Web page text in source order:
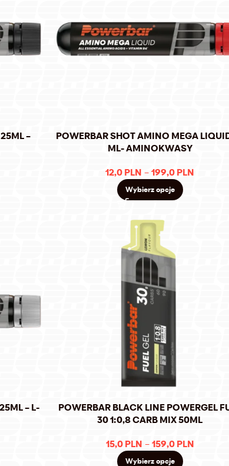
–
POWERBAR SHOT AMINO MEGA
ML- AMINOKWASY
12,0 PLN –199,0 PLN
Wybierz opcje
– L-
POWERBAR BLACK LINE POWERGEL
30 1:0,8 CARB MIX 50ML
15,0 PLN – 159,0 PLN
Wybierz opcje